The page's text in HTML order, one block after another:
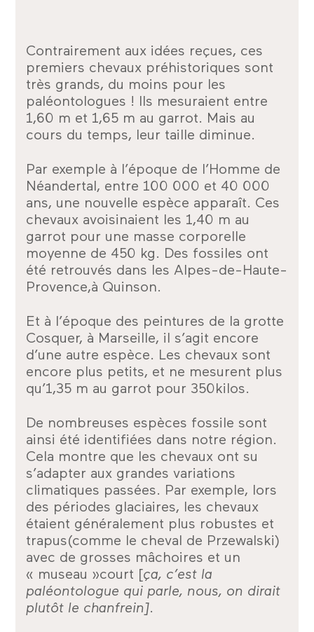
Contrairement aux idées reçues, ces
premiers chevaux préhistoriques sont
très grands, du moins pour les
paléontologues ! Ils mesuraient entre
1,60 m et 1,65 m au garrot. Mais au
cours du temps, leur taille diminue.
Par exemple à l’époque de l’Homme de
Néandertal, entre 100 000 et 40 000
ans, une nouvelle espèce apparaît. Ces
chevaux avoisinaient les 1,40 m au
garrot pour une masse corporelle
moyenne de 450 kg. Des fossiles ont
été retrouvés dans les Alpes-de-Haute-
Provence,à Quinson.
Et à l’époque des peintures de la grotte
Cosquer, à Marseille, il s’agit encore
d’une autre espèce. Les chevaux sont
encore plus petits, et ne mesurent plus
qu’1,35 m au garrot pour 350kilos.
De nombreuses espèces fossile sont
ainsi été identifiées dans notre région.
Cela montre que les chevaux ont su
s’adapter aux grandes variations
climatiques passées. Par exemple, lors
des périodes glaciaires, les chevaux
étaient généralement plus robustes et
trapus(comme le cheval de Przewalski)
avec de grosses mâchoires et un
« museau »court [ça, c’est la
paléontologue qui parle, nous, on dirait
plutôt le chanfrein].